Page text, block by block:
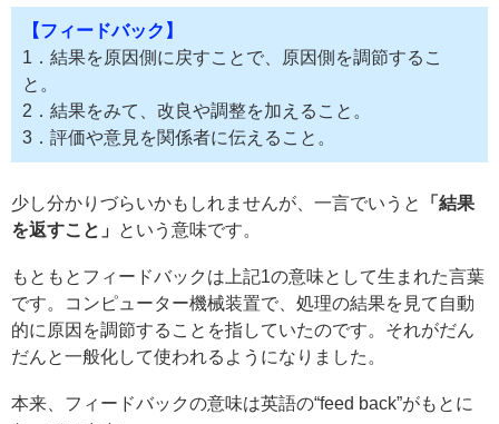
【フィードバック】
1．結果を原因側に戻すことで、原因側を調節するこ
と。
2．結果をみて、改良や調整を加えること。
3．評価や意見を関係者に伝えること。
少し分かりづらいかもしれませんが、一言でいうと
「結果
を返すこと」
という意味です。
もともとフィードバックは上記1の意味として生まれた言葉
です。コンピューター機械装置で、処理の結果を見て自動
的に原因を調節することを指していたのです。それがだん
だんと一般化して使われるようになりました。
本来、フィードバックの意味は英語の“feed back”がもとに